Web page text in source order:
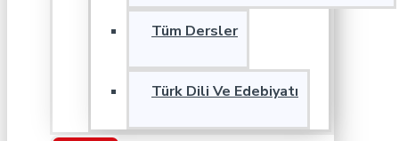
Tüm Dersler
Türk Dili Ve Edebiyatı